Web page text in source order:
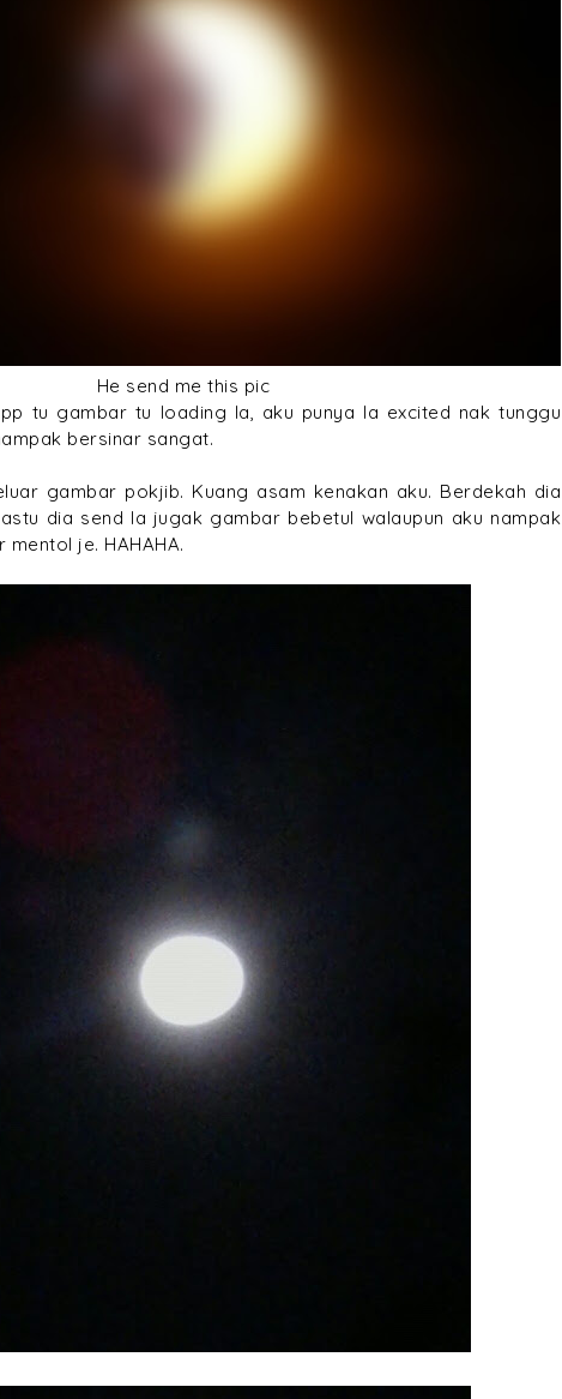
He send me this pic
tu gambar tu loading la, aku punya la excited nak tunggu
bersinar sangat.
gambar pokjib. Kuang asam kenakan aku. Berdekah dia
dia send la jugak gambar bebetul walaupun aku nampak
je. HAHAHA.